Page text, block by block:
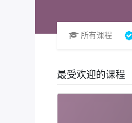
所有课程
最受欢迎的课程